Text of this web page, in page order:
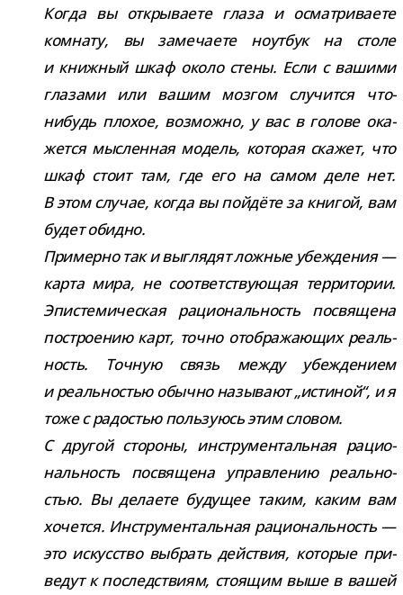
Когда вы откры­ва­ете глаза и осмат­ри­ва­ете
ком­нату, вы заме­ча­ете ноут­бук на столе
и книж­ный шкаф около стены. Если с вашими
гла­зами или вашим моз­гом слу­чится что-​
нибудь пло­хое, воз­можно, у вас в голове ока­
жется мыс­лен­ная модель, кото­рая ска­жет, что
шкаф стоит там, где его на самом деле нет.
В этом слу­чае, когда вы пой­дёте за кни­гой, вам
будет обидно.
Примерно так и выгля­дят лож­ные убеж­де­ния —
карта мира, не соот­вет­ству­ю­щая тер­ри­то­рии.
Эпистемическая раци­о­наль­ность посвя­щена
постро­е­нию карт, точно отоб­ра­жа­ю­щих реаль­
ность. Точную связь между убеж­де­нием
и реаль­но­стью обычно назы­вают „исти­ной“, и я
тоже с радо­стью поль­зу­юсь этим сло­вом.
С дру­гой сто­роны, инстру­мен­таль­ная раци­о­
наль­ность посвя­щена управ­ле­нию реаль­но­
стью. Вы дела­ете буду­щее таким, каким вам
хочется. Инструментальная раци­о­наль­ность —
это искус­ство выбрать дей­ствия, кото­рые при­
ве­дут к послед­ствиям, сто­я­щим выше в вашей